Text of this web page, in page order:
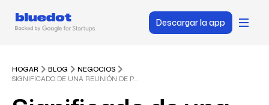
Descargar la app
HOGAR BLOG
NEGOCIOS
SIGNIFICADO DE UNA REUNIÓN DE PRESENTACIÓN: GUÍA 2025